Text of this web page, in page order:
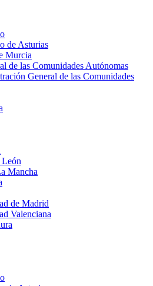
de Asturias
Murcia
de las Comunidades Autónomas
General de las Comunidades
Mancha
de Madrid
Valenciana